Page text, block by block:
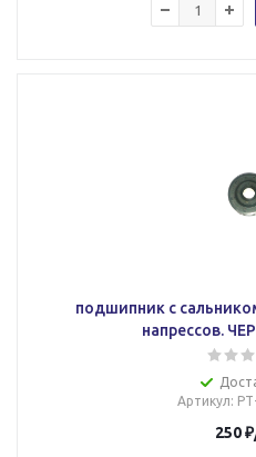
подшипник с
напрессов.
Артикул:
250₽